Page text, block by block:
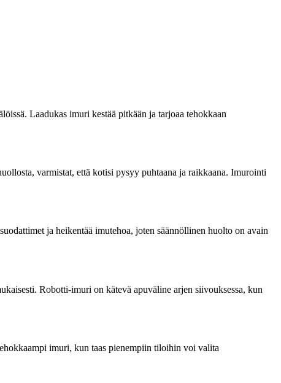
Laadukas imuri kestää pitkään ja tarjoaa tehokkaan
varmistat, että kotisi pysyy puhtaana ja raikkaana. Imurointi
ja heikentää imutehoa, joten säännöllinen huolto on avain
Robotti-imuri on kätevä apuväline arjen siivouksessa, kun
imuri, kun taas pienempiin tiloihin voi valita